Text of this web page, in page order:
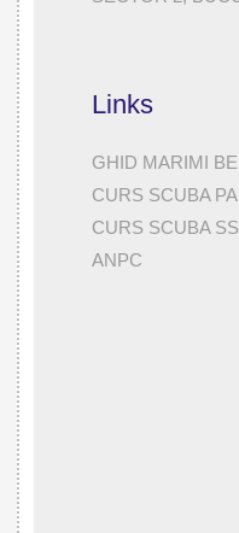
Links
GHID MARIMI
CURS SCUBA
CURS SCUBA
ANPC